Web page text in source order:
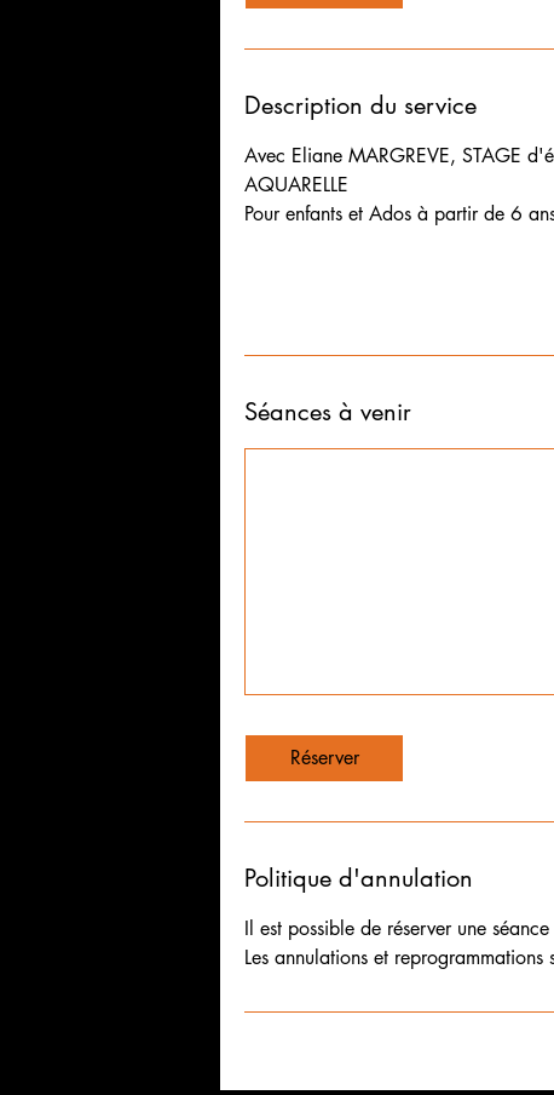
Description du service
Avec Eliane MARGREVE, STAGE
AQUARELLE
Pour enfants et Ados à partir de 6
Séances à venir
Réserver
Politique d'annulation
Il est possible de réserver une